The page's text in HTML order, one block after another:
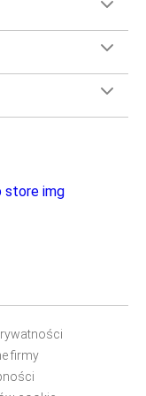
firmy